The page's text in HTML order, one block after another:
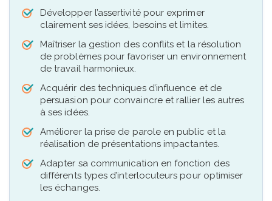
Développer l’assertivité pour exprimer
clairement ses idées, besoins et limites.
Maîtriser la gestion des conflits et la résolution
de problèmes pour favoriser un environnement
de travail harmonieux.
Acquérir des techniques d’influence et de
persuasion pour convaincre et rallier les autres
à ses idées.
Améliorer la prise de parole en public et la
réalisation de présentations impactantes.
Adapter sa communication en fonction des
différents types d’interlocuteurs pour optimiser
les échanges.